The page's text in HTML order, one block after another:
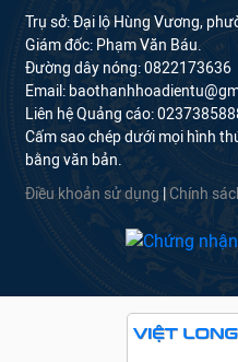
Trụ sở: Đại lộ Hùng Vương,
Giám đốc: Phạm Văn Báu.
Đường dây nóng: 0822173636
Email:
Liên hệ Quảng cáo:
Cấm sao chép dưới mọi hình
bằng văn bản.
Điều khoản sử dụng Chính